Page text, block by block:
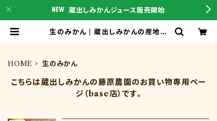
蔵出しみかんジュース販売開始
生のみかん | 蔵出しみかんの産地直
HOME
生のみかん
こちらは蔵出しみかんの藤原農園のお買い物専用ペー
ジ（base店）です。